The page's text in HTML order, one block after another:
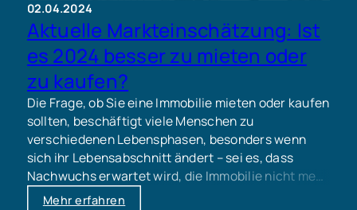
02.04.2024
Aktuelle Markteinschätzung: Ist
es 2024 besser zu mieten oder
zu kaufen?
Die Frage, ob Sie eine Immobilie mieten oder kaufen
sollten, beschäftigt viele Menschen zu
verschiedenen Lebensphasen, besonders wenn
sich ihr Lebensabschnitt ändert – sei es, dass
Nachwuchs erwartet wird, die Immobilie nicht mehr
zum Alter passt oder eine Scheidung bevorsteht.
Mehr erfahren